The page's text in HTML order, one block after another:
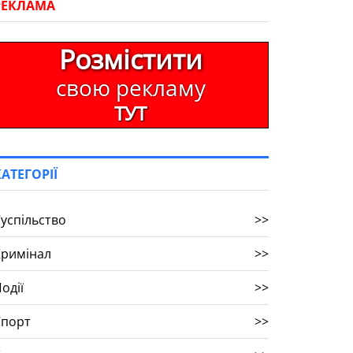
Розмістити
свою рекламу
ТУТ
>>
>>
>>
>>